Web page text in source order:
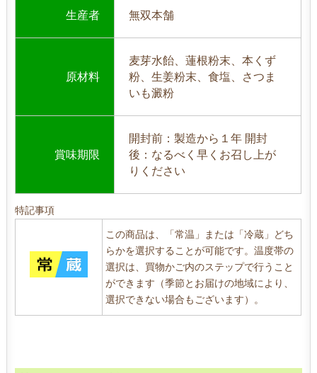
生産者 無双本舗
原材料
麦芽水飴、蓮根粉末、本くず
粉、生姜粉末、食塩、さつま
いも澱粉
賞味期限
開封前：製造から１年 開封
後：なるべく早くお召し上が
りください
特記事項
この商品は、「常温」または「冷蔵」どち
らかを選択することが可能です。温度帯の
選択は、買物かご内のステップで行うこと
ができます（季節とお届けの地域により、
選択できない場合もございます）。